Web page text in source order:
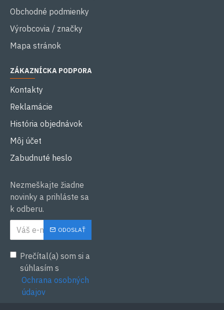
Obchodné podmienky
Výrobcovia / značky
Mapa stránok
ZÁKAZNÍCKA PODPORA
Kontakty
Reklamácie
História objednávok
Môj účet
Zabudnuté heslo
Nezmeškajte žiadne
novinky a prihláste sa
k odberu.
ODOSLAŤ
Prečítal(a) som si a
súhlasím s
Ochrana osobných
údajov